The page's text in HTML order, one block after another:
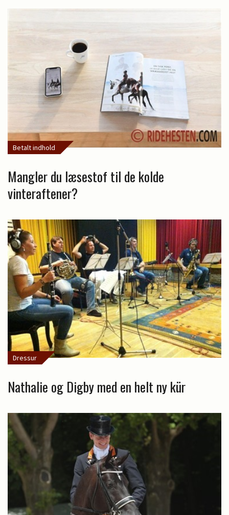
Betalt indhold
Mangler du læsestof til de kolde
vinteraftener?
Dressur
Nathalie og Digby med en helt ny kür